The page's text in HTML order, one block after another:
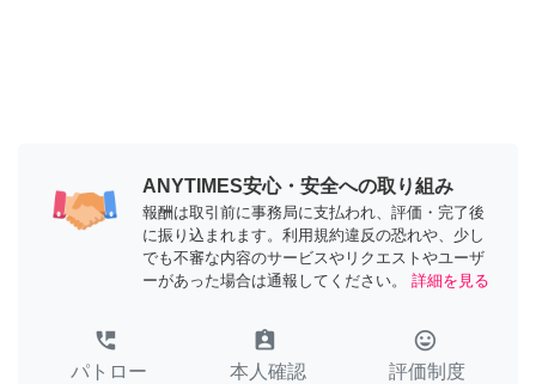
ANYTIMES安心・安全への取り組み
報酬は取引前に事務局に支払われ、評価・完了後
に振り込まれます。利用規約違反の恐れや、少し
でも不審な内容のサービスやリクエストやユーザ
ーがあった場合は通報してください。
詳細を見る
perm_phone_msg
パトロー
assignment_ind
本人確認
tag_faces
評価制度